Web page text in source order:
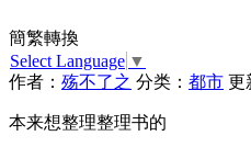
簡繁轉換
Select Language ▼
作者： 殇不了之 分类： 都市 更
本来想整理整理书的